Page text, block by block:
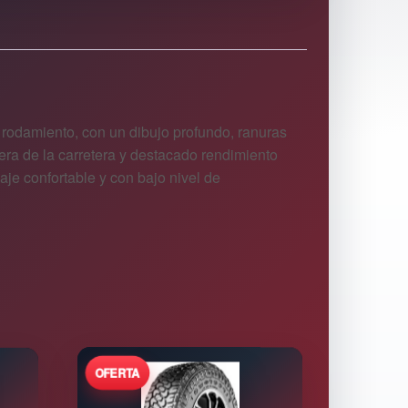
con un dibujo profundo, ranuras
de la carretera y destacado rendimiento
confortable y con bajo nivel de